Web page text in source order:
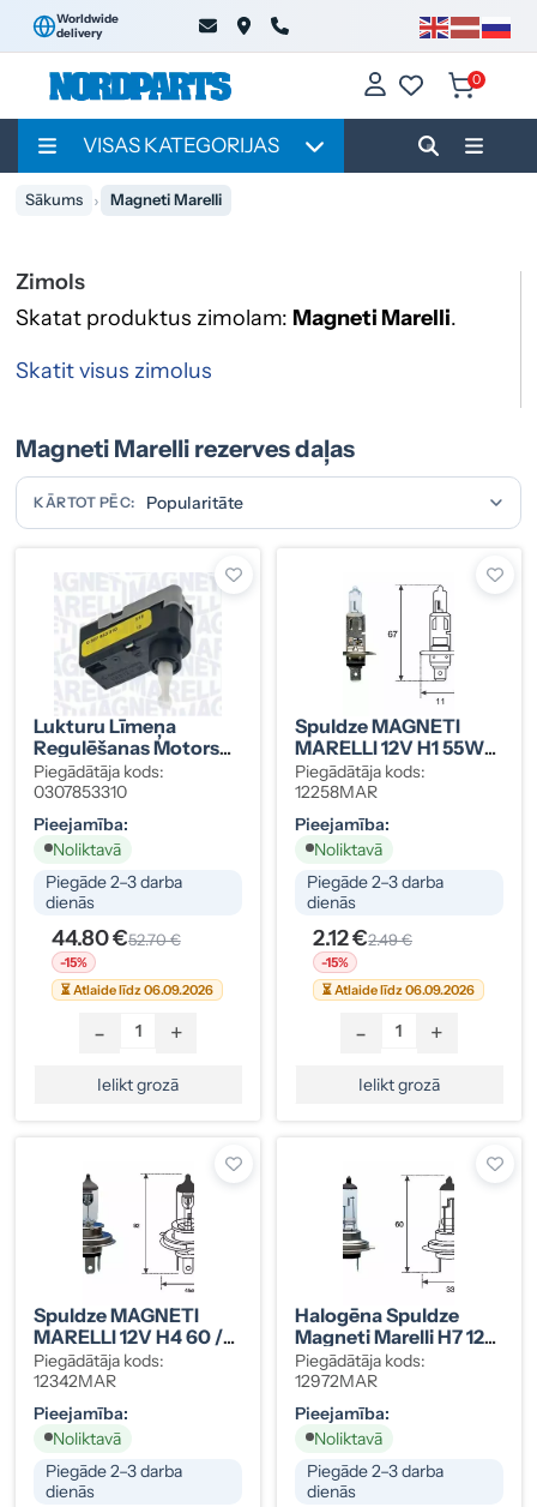
Worldwide
delivery
0
VISAS KATEGORIJAS
Sākums Magneti Marelli
Zimols
Skatat produktus zimolam:Magneti Marelli.
Skatit visus zimolus
Magneti Marelli rezerves daļas
KĀRTOT PĒC:
Lukturu Līmeņa
Regulēšanas Motors
Magneti Marelli Ford,
Volvo, PSA
0307853310
Piegādātāja kods:
0307853310
Pieejamība:
Noliktavā
Piegāde 2–3 darba
dienās
44.80 €52.70 €
-15%
⏳ Atlaide līdz 06.09.2026
- +
Ielikt grozā
Spuldze MAGNETI
MARELLI 12V H1 55W
(12258MAR)
Piegādātāja kods:
12258MAR
Pieejamība:
Noliktavā
Piegāde 2–3 darba
dienās
2.12 €2.49 €
-15%
⏳ Atlaide līdz 06.09.2026
- +
Ielikt grozā
Spuldze MAGNETI
MARELLI 12V H4 60 /
55W (12342MAR)
Piegādātāja kods:
12342MAR
Pieejamība:
Noliktavā
Piegāde 2–3 darba
dienās
Halogēna Spuldze
Magneti Marelli H7 12V
55W
Piegādātāja kods:
12972MAR
Pieejamība:
Noliktavā
Piegāde 2–3 darba
dienās